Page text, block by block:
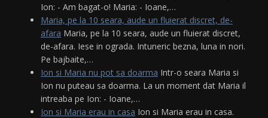
Ion: - Am bagat-o! Maria: - Ioane,…
Maria, pe la 10 seara, aude un fluierat discret, de-
afara Maria, pe la 10 seara, aude un fluierat discret,
de-afara. Iese in ograda. Intuneric bezna, luna in nori.
Pe bajbaite,…
Ion si Maria nu pot sa doarma Intr-o seara Maria si
Ion nu puteau sa doarma. La un moment dat Maria il
intreaba pe Ion: - Ioane,…
Ion si Maria erau in casa Ion si Maria erau in casa.